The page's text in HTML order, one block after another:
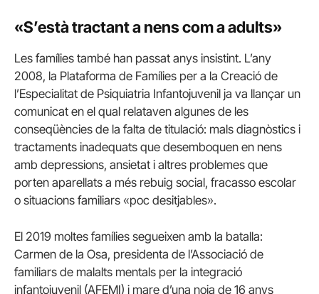
«S’està tractant a nens com a adults»
Les famílies també han passat anys insistint. L’any
2008, la Plataforma de Famílies per a la Creació de
l’Especialitat de Psiquiatria Infantojuvenil ja va llançar un
comunicat en el qual relataven algunes de les
conseqüències de la falta de titulació: mals diagnòstics i
tractaments inadequats que desemboquen en nens
amb depressions, ansietat i altres problemes que
porten aparellats a més rebuig social, fracasso escolar
o situacions familiars «poc desitjables».
El 2019 moltes famílies segueixen amb la batalla:
Carmen de la Osa, presidenta de l’Associació de
familiars de malalts mentals per la integració
infantojuvenil (AFEMI) i mare d’una noia de 16 anys